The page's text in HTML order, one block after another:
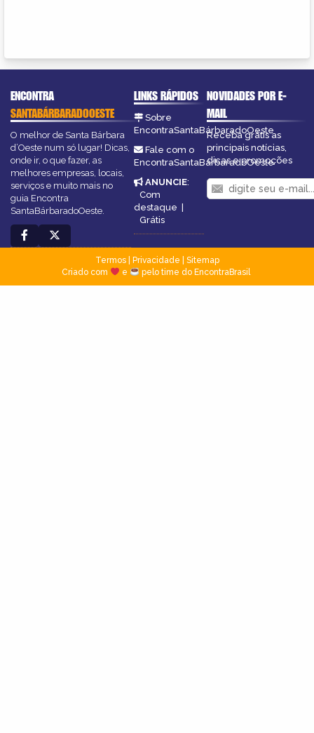
ENCONTRA
SANTABÁRBARADOOESTE
O melhor de Santa Bárbara
d’Oeste num só lugar! Dicas,
onde ir, o que fazer, as
melhores empresas, locais,
serviços e muito mais no
guia Encontra
SantaBárbaradoOeste.
LINKS RÁPIDOS
Sobre
EncontraSantaBárbaradoOeste
Fale com o
EncontraSantaBárbaradoOeste
ANUNCIE:
Com
destaque |
Grátis
NOVIDADES POR E-
MAIL
Receba grátis as
principais notícias,
dicas e promoções
Termos| Privacidade
Sitemap
Criado com
e pelo time do EncontraBrasil